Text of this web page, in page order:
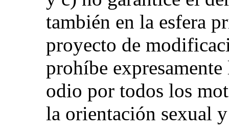
también en la esfera
proyecto de
prohíbe
odio por todos los
la orientación sexual